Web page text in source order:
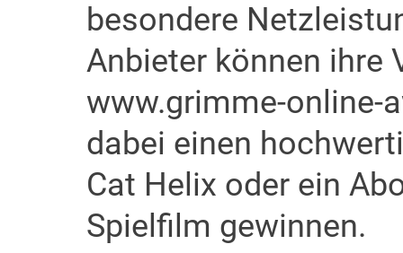
besondere
Anbieter können ihre
www.grimme-online-
dabei einen
Cat Helix oder ein
Spielfilm gewinnen.